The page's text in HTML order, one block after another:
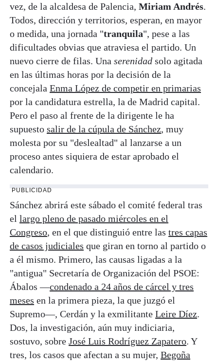
vez, de la alcaldesa de Palencia, Miriam Andrés.
Todos, dirección y territorios, esperan, en mayor
o medida, una jornada "tranquila", pese a las
dificultades obvias que atraviesa el partido. Un
nuevo cierre de filas. Una serenidad solo agitada
en las últimas horas por la decisión de la
concejala Enma López de competir en primarias
por la candidatura estrella, la de Madrid capital.
Pero el paso al frente de la dirigente le ha
supuesto salir de la cúpula de Sánchez, muy
molesta por su "deslealtad" al lanzarse a un
proceso antes siquiera de estar aprobado el
calendario.
PUBLICIDAD
Sánchez abrirá este sábado el comité federal tras
el largo pleno de pasado miércoles en el
Congreso, en el que distinguió entre las tres capas
de casos judiciales que giran en torno al partido o
a él mismo. Primero, las causas ligadas a la
"antigua" Secretaría de Organización del PSOE:
Ábalos —condenado a 24 años de cárcel y tres
meses en la primera pieza, la que juzgó el
Supremo—, Cerdán y la exmilitante Leire Díez.
Dos, la investigación, aún muy indiciaria,
sostuvo, sobre José Luis Rodríguez Zapatero. Y
tres, los casos que afectan a su mujer, Begoña